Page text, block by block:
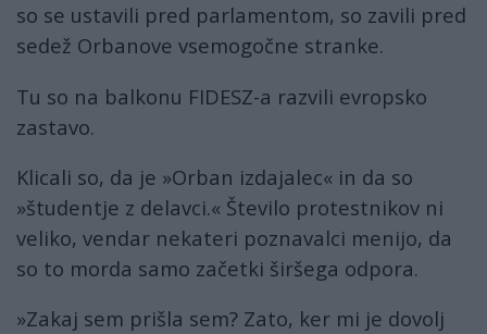
so se ustavili pred parlamentom, so zavili pred
sedež Orbanove vsemogočne stranke.
Tu so na balkonu FIDESZ-a razvili evropsko
zastavo.
Klicali so, da je »Orban izdajalec« in da so
»študentje z delavci.« Število protestnikov ni
veliko, vendar nekateri poznavalci menijo, da
so to morda samo začetki širšega odpora.
»Zakaj sem prišla sem? Zato, ker mi je dovolj